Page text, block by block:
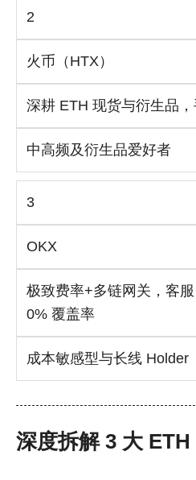
2
火币（HTX）
深耕 ETH 现货与衍生品
中高频及衍生品爱好者
3
OKX
极致费率+多链网关，客
0% 覆盖率
成本敏感型与长线 Holder
深度拆解 3 大